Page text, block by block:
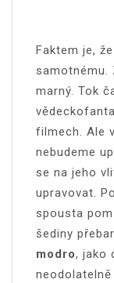
Faktem je,
samotnému.
marný. Tok
filmech. Ale
nebudeme
se na jeho
upravovat.
spousta
šediny
modro, jako